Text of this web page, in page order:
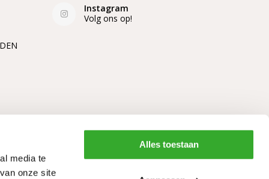
media te
onze site
Alles toestaan
Instagram
Volg ons op!